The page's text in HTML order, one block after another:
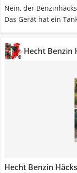
Nein, der
Das Gerät hat ein
Hecht Benzin
Hecht Benzin